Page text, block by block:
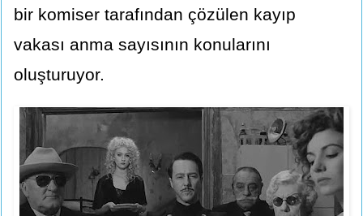
bir komiser tarafından çözülen kayıp
vakası anma sayısının konularını
oluşturuyor.